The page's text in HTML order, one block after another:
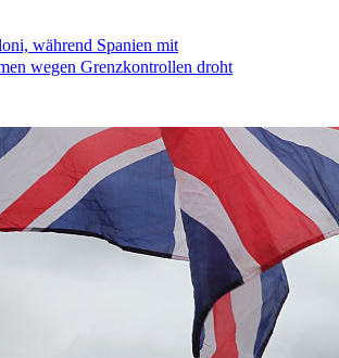
während Spanien mit
wegen Grenzkontrollen droht